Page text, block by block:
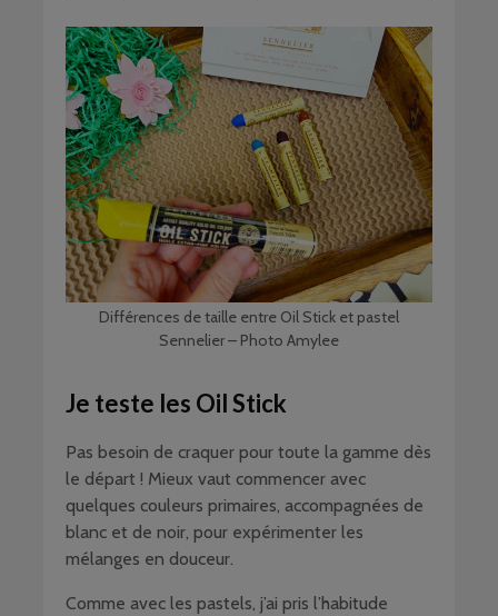
Différences de taille entre Oil Stick et pastel
Sennelier – Photo Amylee
Je teste les Oil Stick
Pas besoin de craquer pour toute la gamme dès
le départ ! Mieux vaut commencer avec
quelques couleurs primaires, accompagnées de
blanc et de noir, pour expérimenter les
mélanges en douceur.
Comme avec les pastels, j’ai pris l’habitude